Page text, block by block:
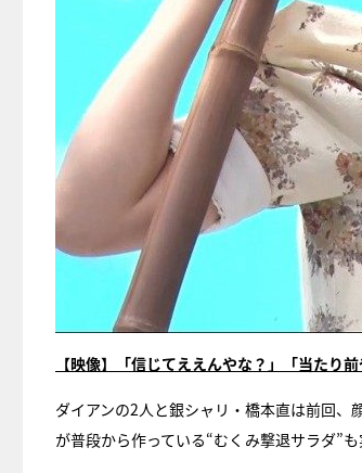
【映像】「信じてええんやな？」「当たり
ダイアンの2人と銀シャリ・橋本直は前回
が普段から作っている“むくみ撃退サラダ”も